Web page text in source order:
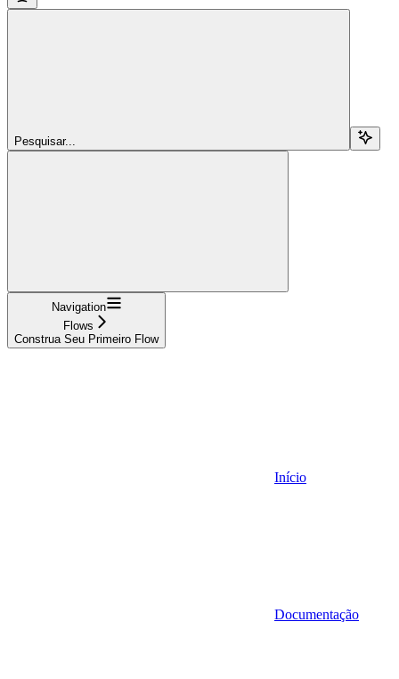
Pesquisar...
Navigation
Flows
Construa Seu Primeiro Flow
Início
Documentação